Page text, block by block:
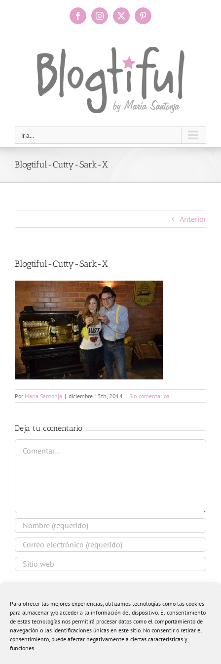
Para ofrecer las mejores experiencias, utilizamos tecnologías como las cookies
para almacenar y/o acceder a la información del dispositivo. El consentimiento
de estas tecnologías nos permitirá procesar datos como el comportamiento de
navegación o las identificaciones únicas en este sitio. No consentir o retirar el
consentimiento, puede afectar negativamente a ciertas características y
funciones.
FacebookInstagram
X Pinterest
Ir a...
Blogtiful-Cutty-Sark-X
Anterior
Blogtiful-Cutty-Sark-X
Por Maria Santonja | diciembre 15th, 2014 | Sin comentarios
Deja tu comentario
Comentar
navegador para la próxima vez que comente.